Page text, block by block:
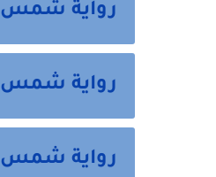
رواية شمس
رواية شمس
رواية شمس